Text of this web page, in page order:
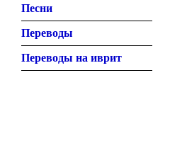
Песни
Переводы
Переводы на иврит